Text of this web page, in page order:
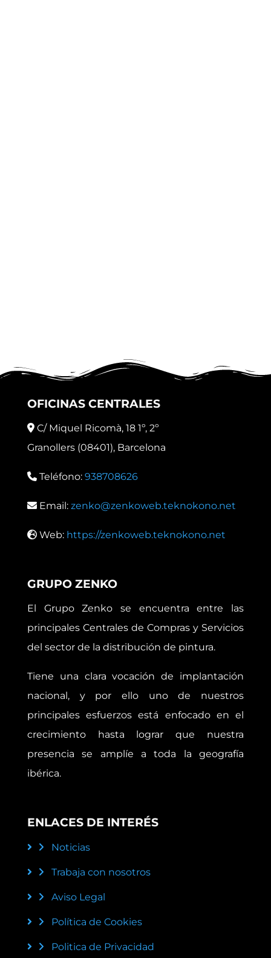
OFICINAS CENTRALES
C/ Miquel Ricomà, 18 1º, 2º
Granollers (08401), Barcelona
Teléfono: 938708626
Email: zenko@zenkoweb.teknokono.net
Web: https://zenkoweb.teknokono.net
GRUPO ZENKO
El Grupo Zenko se encuentra entre las
principales Centrales de Compras y Servicios
del sector de la distribución de pintura.
Tiene una clara vocación de implantación
nacional, y por ello uno de nuestros
principales esfuerzos está enfocado en el
crecimiento hasta lograr que nuestra
presencia se amplíe a toda la geografía
ibérica.
ENLACES DE INTERÉS
Noticias
Trabaja con nosotros
Aviso Legal
Política de Cookies
Politica de Privacidad